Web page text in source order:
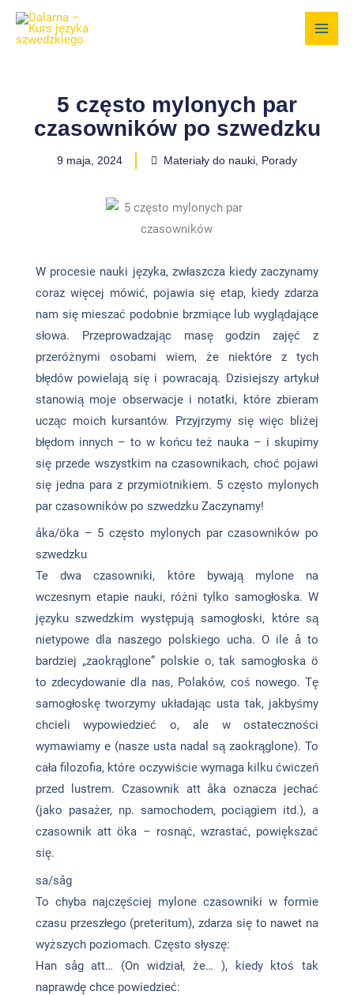
Przejdź
5 często mylonych par
czasowników po szwedzku
9 maja, 2024 Materiały do nauki Porady
W procesie nauki języka, zwłaszcza kiedy zaczynamy
coraz więcej mówić, pojawia się etap, kiedy zdarza
nam się mieszać podobnie brzmiące lub wyglądające
słowa. Przeprowadzając masę godzin zajęć z
przeróżnymi osobami wiem, że niektóre z tych
błędów powielają się i powracają. Dzisiejszy artykuł
stanowią moje obserwacje i notatki, które zbieram
ucząc moich kursantów. Przyjrzymy się więc bliżej
błędom innych – to w końcu też nauka – i skupimy
się przede wszystkim na czasownikach, choć pojawi
się jedna para z przymiotnikiem. 5 często mylonych
par czasowników po szwedzku Zaczynamy!
åka/öka – 5 często mylonych par czasowników po
szwedzku
Te dwa czasowniki, które bywają mylone na
wczesnym etapie nauki, różni tylko samogłoska. W
języku szwedzkim występują samogłoski, które są
nietypowe dla naszego polskiego ucha. O ile å to
bardziej „zaokrąglone” polskie o, tak samogłoska ö
to zdecydowanie dla nas, Polaków, coś nowego. Tę
samogłoskę tworzymy układając usta tak, jakbyśmy
chcieli wypowiedzieć o, ale w ostateczności
wymawiamy e (nasze usta nadal są zaokrąglone). To
cała filozofia, które oczywiście wymaga kilku ćwiczeń
przed lustrem. Czasownik att åka oznacza jechać
(jako pasażer, np. samochodem, pociągiem itd.), a
czasownik att öka – rosnąć, wzrastać, powiększać
się.
sa/såg
To chyba najczęściej mylone czasowniki w formie
czasu przeszłego (preteritum), zdarza się to nawet na
wyższych poziomach. Często słyszę:
Han såg att… (On widział, że… ), kiedy ktoś tak
naprawdę chce powiedzieć: